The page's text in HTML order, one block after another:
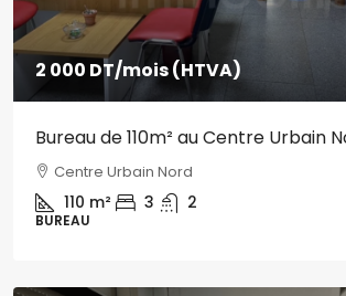
2 000 DT/mois (HTVA)
Bureau de 110m² au Centre Urbain
Centre Urbain Nord
110 m² 3 2
BUREAU